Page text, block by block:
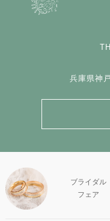
兵庫県神
ブライダル
フェア